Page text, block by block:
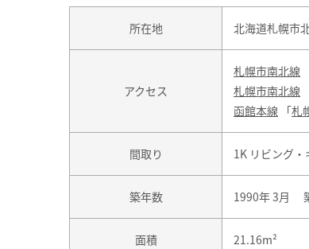
所在地 北海道札幌市
アクセス
札幌市南北線
札幌市南北線
函館本線 「札
間取り 1K リビング・
築年数 1990年 3月
面積 21.16m²